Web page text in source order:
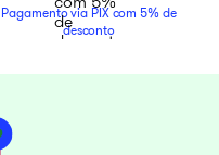
Pagamento via PIX com 5% de
desconto